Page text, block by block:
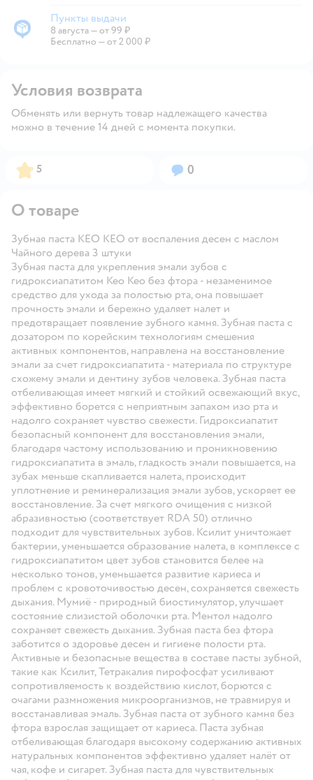
Пункты выдачи
Пункты выдачи
8 августа—от 99 ₽
Бесплатно — от 2 000 ₽
Условия возврата
Обменять или вернуть товар надлежащего качества
можно в течение 14 дней с момента покупки.
Рейтинг:
5 Вопросов:
0
О товаре
Зубная паста KEO KEO от воспаления десен с маслом
Чайного дерева 3 штуки
Зубная паста для укрепления эмали зубов с
гидроксиапатитом Кео Кео без фтора - незаменимое
средство для ухода за полостью рта, она повышает
прочность эмали и бережно удаляет налет и
предотвращает появление зубного камня. Зубная паста с
дозатором по корейским технологиям смешения
активных компонентов, направлена на восстановление
эмали за счет гидроксиапатита - материала по структуре
схожему эмали и дентину зубов человека. Зубная паста
отбеливающая имеет мягкий и стойкий освежающий вкус,
эффективно борется с неприятным запахом изо рта и
надолго сохраняет чувство свежести. Гидроксиапатит
безопасный компонент для восстановления эмали,
благодаря частому использованию и проникновению
гидроксиапатита в эмаль, гладкость эмали повышается, на
зубах меньше скапливается налета, происходит
уплотнение и реминерализация эмали зубов, ускоряет ее
восстановление. За счет мягкого очищения с низкой
абразивностью (соответствует RDA 50) отлично
подходит для чувствительных зубов. Ксилит уничтожает
бактерии, уменьшается образование налета, в комплексе с
гидроксиапатитом цвет зубов становится белее на
несколько тонов, уменьшается развитие кариеса и
проблем с кровоточивостью десен, сохраняется свежесть
дыхания. Мумиё - природный биостимулятор, улучшает
состояние слизистой оболочки рта. Ментол надолго
сохраняет свежесть дыхания. Зубная паста без фтора
заботится о здоровье десен и гигиене полости рта.
Активные и безопасные вещества в составе пасты зубной,
такие как Ксилит, Тетракалия пирофосфат усиливают
сопротивляемость к воздействию кислот, борются с
очагами размножения микроорганизмов, не травмируя и
восстанавливая эмаль. Зубная паста от зубного камня без
фтора взрослая защищает от кариеса. Паста зубная
отбеливающая благодаря высокому содержанию активных
натуральных компонентов эффективно удаляет налёт от
чая, кофе и сигарет. Зубная паста для чувствительных